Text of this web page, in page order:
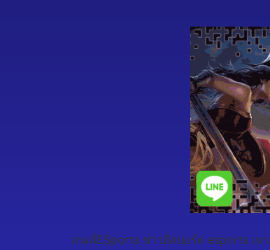
เกมส์ESports ข่าวอีสปอร์ต esports เจ